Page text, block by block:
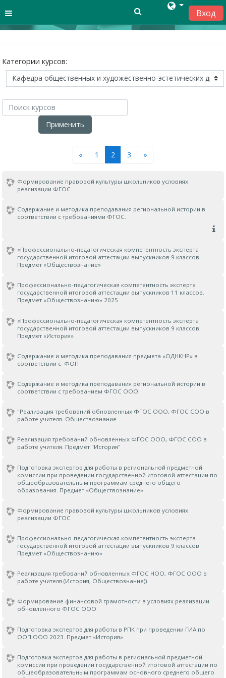
Side panel
Вход
Категории курсов:
Применить
« Назад
1 2 (текущая)
3 »Далее
Формирование правовой культуры школьников условиях
реализации ФГОС
Содержание и методика преподавания региональной истории в
соответствии с требованиями ФГОС.
«Профессионально-педагогическая компетентность эксперта
государственной итоговой аттестации выпускников 9 классов.
Предмет «Обществознание»
Профессионально-педагогическая компетентность эксперта
государственной итоговой аттестации выпускников 11 классов.
Предмет «Обществознанию» 2025
«Профессионально-педагогическая компетентность эксперта
государственной итоговой аттестации выпускников 9 классов.
Предмет «История»
Содержание и методика преподавания предмета «ОДНКНР» в
соответствии с ФОП
Содержание и методика преподавания региональной истории в
соответствии с требованием ФГОС ООО
"Реализация требований обновленных ФГОС ООО, ФГОС СОО в
работе учителя. Обществознание
Реализация требований обновленных ФГОС ООО, ФГОС СОО в
работе учителя. Предмет "История"
Подготовка экспертов для работы в региональной предметной
комиссии при проведении государственной итоговой аттестации по
общеобразовательным программам среднего общего
образования. Предмет «Обществознание».
Формирование правовой культуры школьников условиях
реализации ФГОС
Профессионально-педагогическая компетентность эксперта
государственной итоговой аттестации выпускников 9 классов.
Предмет «Обществознанию»
Реализация требований обновленных ФГОС НОО, ФГОС ООО в
работе учителя (История, Обществознание))
Формирование финансовой грамотности в условиях реализации
обновленного ФГОС ООО
Подготовка экспертов для работы в РПК при проведении ГИА по
ООП ООО 2023. Предмет «История»
Подготовка экспертов для работы в региональной предметной
комиссии при проведении государственной итоговой аттестации по
общеобразовательным программам основного среднего общего